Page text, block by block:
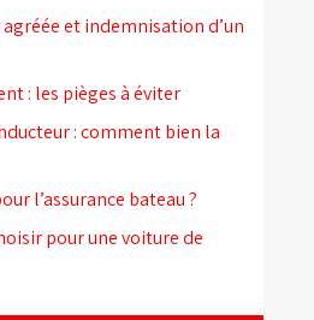
et indemnisation d’un
: les pièges à éviter
: comment bien la
l’assurance bateau ?
pour une voiture de